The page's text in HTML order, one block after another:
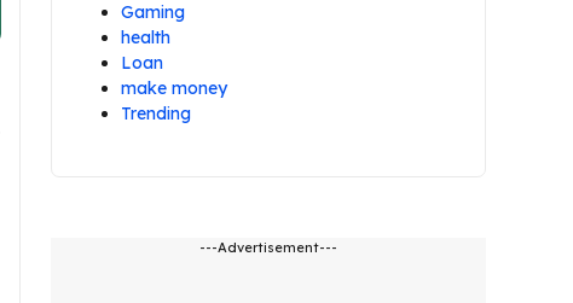
Gaming
health
Loan
make money
Trending
---Advertisement---